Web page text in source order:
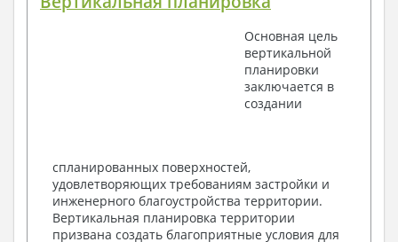
Поэтажные маркировочные планы с
Разрезы и состав конструкций
Фасады с ведомостью внешних отделок
Элементы проемов – спецификация
Ведомость перемычек – сечения и
Архитектурные узлы в конструкциях
2. Конструктивный раздел:
Общие данные по проекту
Основная цель
вертикальной
планировки
заключается в
создании
спланированных поверхностей,
удовлетворяющих требованиям застройки и
инженерного благоустройства территории.
Вертикальная планировка территории
призвана создать благоприятные условия для